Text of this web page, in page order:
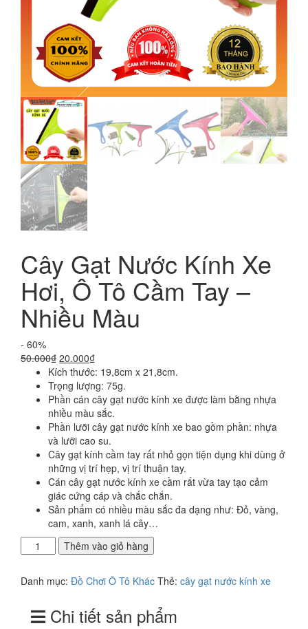
Cây Gạt Nước Kính Xe
Hơi, Ô Tô Cầm Tay –
Nhiều Màu
- 60%
50.000₫ Giá
gốc
là:
50.000₫.
20.000₫Giá
hiện
tại
là:
20.000₫.
Kích thước: 19,8cm x 21,8cm.
Trọng lượng: 75g.
Phần cán cây gạt nước kính xe được làm bằng nhựa
nhiều màu sắc.
Phần lưỡi cây gạt nước kính xe bao gồm phần: nhựa
và lưỡi cao su.
Cây gạt kính cầm tay rất nhỏ gọn tiện dụng khi dùng ở
những vị trí hẹp, vị trí thuận tay.
Cán cây gạt nước kính xe cầm rất vừa tay tạo cảm
giác cứng cáp và chắc chắn.
Sản phẩm có nhiều màu sắc đa dạng như: Đỏ, vàng,
cam, xanh, xanh lá cây…
Cây
Gạt
Kính
Hơi,
Thêm vào giỏ hàng
Danh mục: Đồ Chơi Ô Tô Khác Thẻ: cây gạt nước kính xe
Chi tiết sản phẩm